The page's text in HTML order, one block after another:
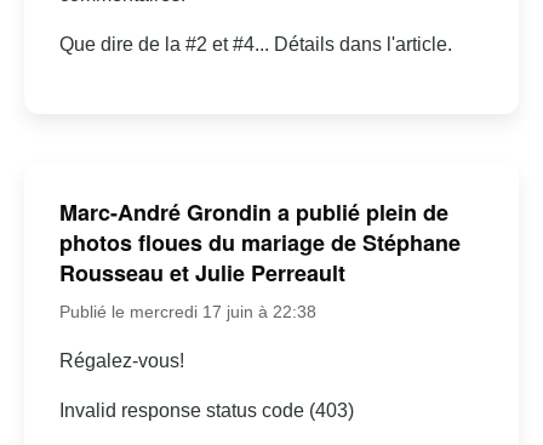
Que dire de la #2 et #4... Détails dans l'article.
Marc-André Grondin a publié plein de
photos floues du mariage de Stéphane
Rousseau et Julie Perreault
Publié le mercredi 17 juin à 22:38
Régalez-vous!
Invalid response status code (403)